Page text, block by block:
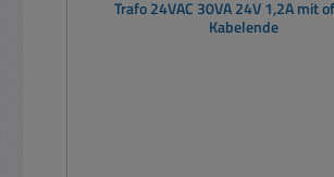
Trafo 24VAC 30VA 24V 1,2A mit
Kabelende